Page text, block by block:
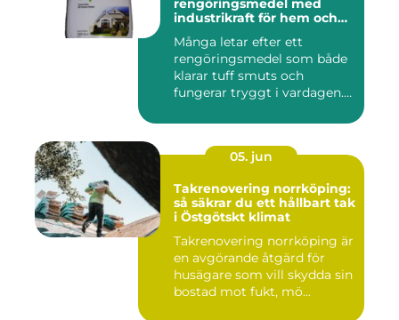
rengöringsmedel med
industrikraft för hem och
Många letar efter ett
rengöringsmedel som både
klarar tuff smuts och
fungerar tryggt i vardagen.
05. jun
Takrenovering norrköping:
så säkrar du ett hållbart tak
i Östgötskt klimat
Takrenovering norrköping är
en avgörande åtgärd för
husägare som vill skydda sin
bostad mot fukt, mö...